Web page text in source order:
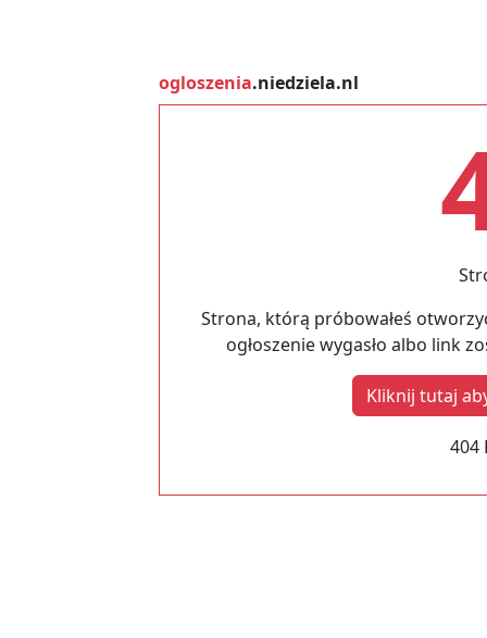
ogloszenia.niedziela.nl
Strona, którą próbowałeś
ogłoszenie wygasło albo link
Kliknij tutaj
404